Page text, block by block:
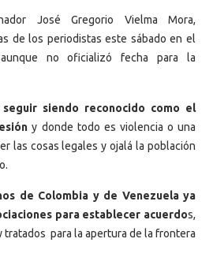
José Gregorio Vielma Mora,
de los periodistas este sábado en el
no oficializó fecha para la
siendo reconocido como el
y donde todo es violencia o una
las cosas legales y ojalá la población
de Colombia y de Venezuela ya
para establecer acuerdos,
para la apertura de la frontera